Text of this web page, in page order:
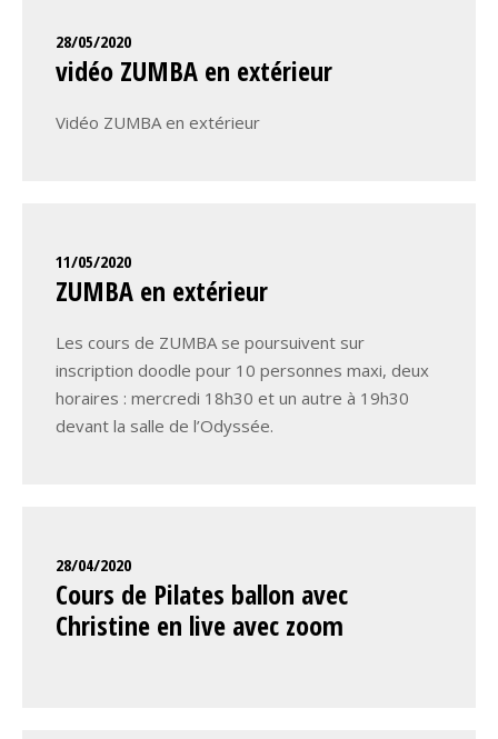
28/05/2020
vidéo ZUMBA en extérieur
Vidéo ZUMBA en extérieur
11/05/2020
ZUMBA en extérieur
Les cours de ZUMBA se poursuivent sur
inscription doodle pour 10 personnes maxi, deux
horaires : mercredi 18h30 et un autre à 19h30
devant la salle de l’Odyssée.
28/04/2020
Cours de Pilates ballon avec
Christine en live avec zoom